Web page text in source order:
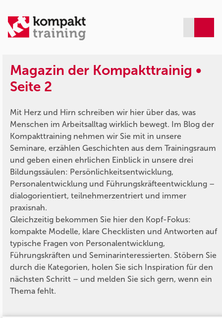
Magazin der Kompakttrainig •
Seite 2
Mit Herz und Hirn schreiben wir hier über das, was
Menschen im Arbeitsalltag wirklich bewegt. Im Blog der
Kompakttraining nehmen wir Sie mit in unsere
Seminare, erzählen Geschichten aus dem Trainingsraum
und geben einen ehrlichen Einblick in unsere drei
Bildungssäulen: Persönlichkeitsentwicklung,
Personalentwicklung und Führungskräfteentwicklung –
dialogorientiert, teilnehmerzentriert und immer
praxisnah.
Gleichzeitig bekommen Sie hier den Kopf-Fokus:
kompakte Modelle, klare Checklisten und Antworten auf
typische Fragen von Personalentwicklung,
Führungskräften und Seminarinteressierten. Stöbern Sie
durch die Kategorien, holen Sie sich Inspiration für den
nächsten Schritt – und melden Sie sich gern, wenn ein
Thema fehlt.